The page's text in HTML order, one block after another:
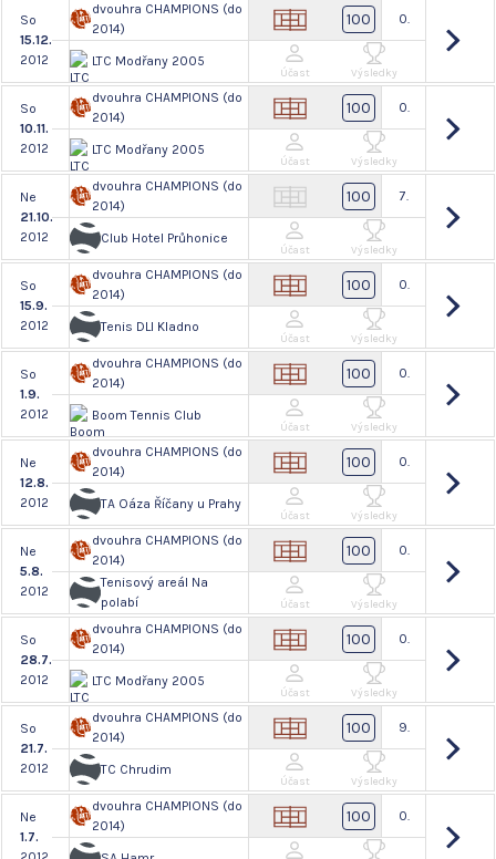
So
15.12.
2012
dvouhra CHAMPIONS (do
2014)
LTC Modřany 2005
100 0.
Účast Výsledky
So
10.11.
2012
dvouhra CHAMPIONS (do
2014)
LTC Modřany 2005
100 0.
Účast Výsledky
Ne
21.10.
2012
dvouhra CHAMPIONS (do
2014)
Club Hotel Průhonice
100 7.
Účast Výsledky
So
15.9.
2012
dvouhra CHAMPIONS (do
2014)
Tenis DLI Kladno
100 0.
Účast Výsledky
So
1.9.
2012
dvouhra CHAMPIONS (do
2014)
Boom Tennis Club
100 0.
Účast Výsledky
Ne
12.8.
2012
dvouhra CHAMPIONS (do
2014)
TA Oáza Říčany u Prahy
100 0.
Účast Výsledky
Ne
5.8.
2012
dvouhra CHAMPIONS (do
2014)
Tenisový areál Na
polabí
100 0.
Účast Výsledky
So
28.7.
2012
dvouhra CHAMPIONS (do
2014)
LTC Modřany 2005
100 0.
Účast Výsledky
So
21.7.
2012
dvouhra CHAMPIONS (do
2014)
TC Chrudim
100 9.
Účast Výsledky
Ne
1.7.
dvouhra CHAMPIONS (do
2014)
100 0.